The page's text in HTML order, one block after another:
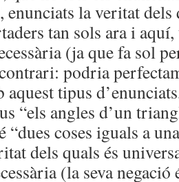
enunciats la veritat
tan sols ara i aquí,
(ja que fa sol
podria
aquest tipus
“els angles d’un
“dues coses iguals a
dels quals és
(la seva negació